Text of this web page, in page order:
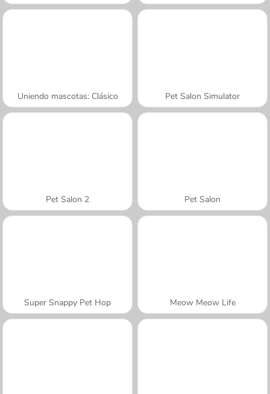
Uniendo mascotas: Clásico Pet Salon Simulator
Pet Salon 2 Pet Salon
Super Snappy Pet Hop Meow Meow Life